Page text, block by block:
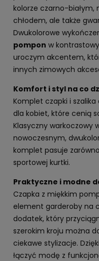
kolorze czarno-białym,
chłodem, ale także
Dwukolorowe
pompon w
uroczym akcentem,
innych zimowych
Komfort i styl na co
Komplet czapki i szalika
dla kobiet, które cenią
Klasyczny warkoczowy
nowoczesnym,
komplet pasuje
sportowej kurtki.
Praktyczne i modne
Czapka z miękkim
element garderoby na
dodatek, który
szerokim kroju można
ciekawe stylizacje.
łączyć modę z